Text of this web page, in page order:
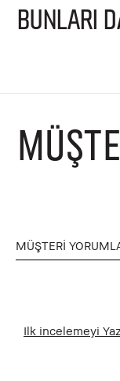
BUNLARI
MÜŞTERI
Ilk incelemeyi